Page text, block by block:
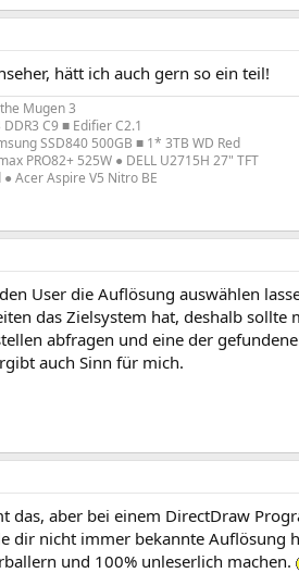
hätt ich auch gern so ein teil!
Mugen 3
C9 ■ Edifier C2.1
SSD840 500GB ■ 1* 3TB WD Red
PRO82+ 525W ● DELL U2715H 27" TFT
Acer Aspire V5 Nitro BE
User die Auflösung auswählen
das Zielsystem hat, deshalb
abfragen und eine der
auch Sinn für mich.
das, aber bei einem DirectDraw
dir nicht immer bekannte Auflösung
und 100% unleserlich machen.